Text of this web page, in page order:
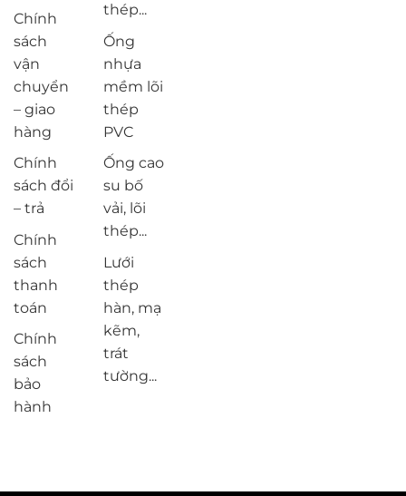
Chính
sách
vận
chuyển
– giao
hàng
Chính
sách đổi
– trả
Chính
sách
thanh
toán
Chính
sách
bảo
hành
thép...
Ống
nhựa
mềm lõi
thép
PVC
Ống cao
su bố
vải, lõi
thép...
Lưới
thép
hàn, mạ
kẽm,
trát
tường...